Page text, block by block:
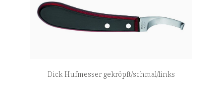
Dick Hufmesser gekröpft/schmal/links